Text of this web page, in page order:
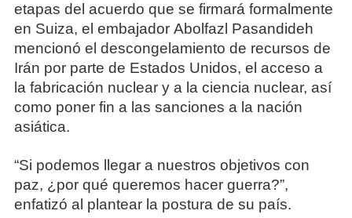
etapas del acuerdo que se firmará formalmente
en Suiza, el embajador Abolfazl Pasandideh
mencionó el descongelamiento de recursos de
Irán por parte de Estados Unidos, el acceso a
la fabricación nuclear y a la ciencia nuclear, así
como poner fin a las sanciones a la nación
asiática.
“Si podemos llegar a nuestros objetivos con
paz, ¿por qué queremos hacer guerra?”,
enfatizó al plantear la postura de su país.